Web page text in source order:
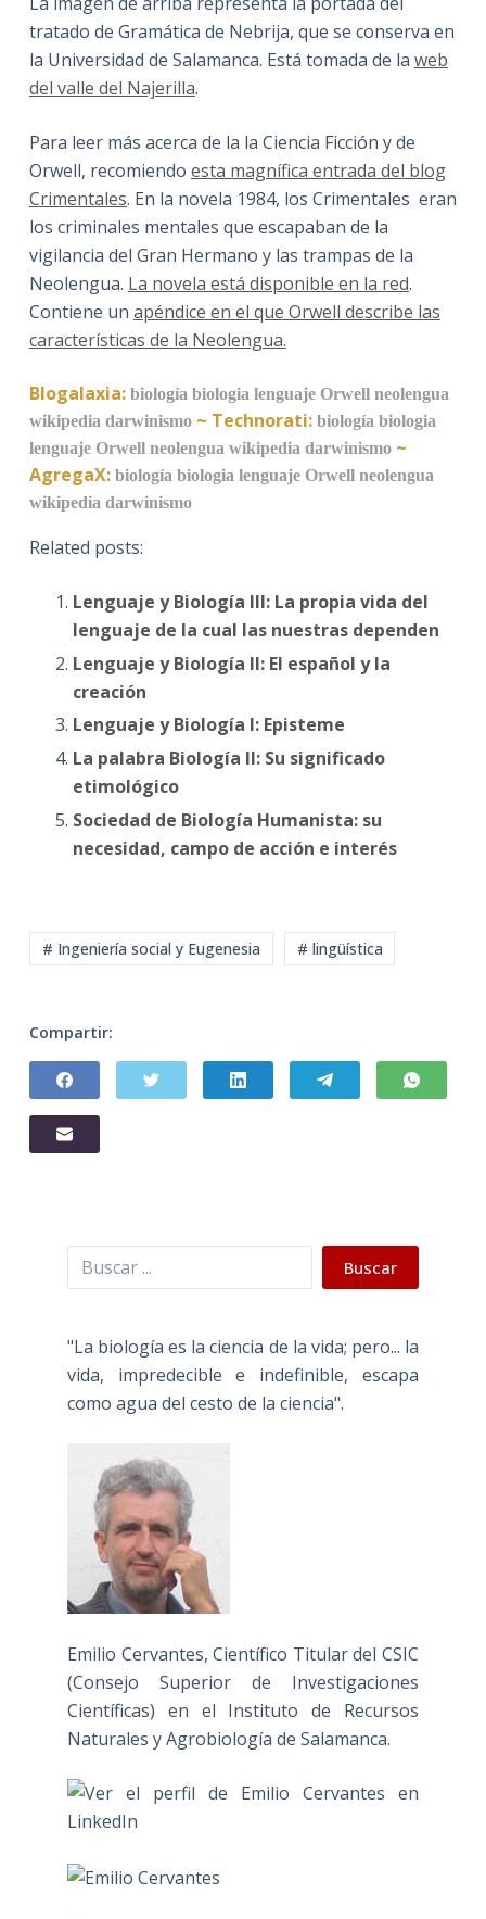
tratado de Gramática de Nebrija, que se conserva en
la Universidad de Salamanca. Está tomada de la web
del valle del Najerilla.
Para leer más acerca de la la Ciencia Ficción y de
Orwell, recomiendo esta magnífica entrada del blog
Crimentales. En la novela 1984, los Crimentales eran
los criminales mentales que escapaban de la
vigilancia del Gran Hermano y las trampas de la
Neolengua. La novela está disponible en la red.
Contiene un apéndice en el que Orwell describe las
características de la Neolengua.
Blogalaxia: biología biologia lenguaje Orwell neolengua
wikipedia darwinismo~ Technorati: biología biologia
lenguaje Orwell neolengua wikipedia darwinismo~
AgregaX: biología biologia lenguaje Orwell neolengua
wikipedia darwinismo
Related posts:
Lenguaje y Biología III: La propia vida del
lenguaje de la cual las nuestras dependen
Lenguaje y Biología II: El español y la
creación
Lenguaje y Biología I: Episteme
La palabra Biología II: Su significado
etimológico
Sociedad de Biología Humanista: su
necesidad, campo de acción e interés
# Ingeniería social y Eugenesia # lingüística
Compartir:
Buscar Buscar
"La biología es la ciencia de la vida; pero... la
vida, impredecible e indefinible, escapa
como agua del cesto de la ciencia".
Emilio Cervantes, Científico Titular del CSIC
(Consejo Superior de Investigaciones
Científicas) en el Instituto de Recursos
Naturales y Agrobiología de Salamanca.